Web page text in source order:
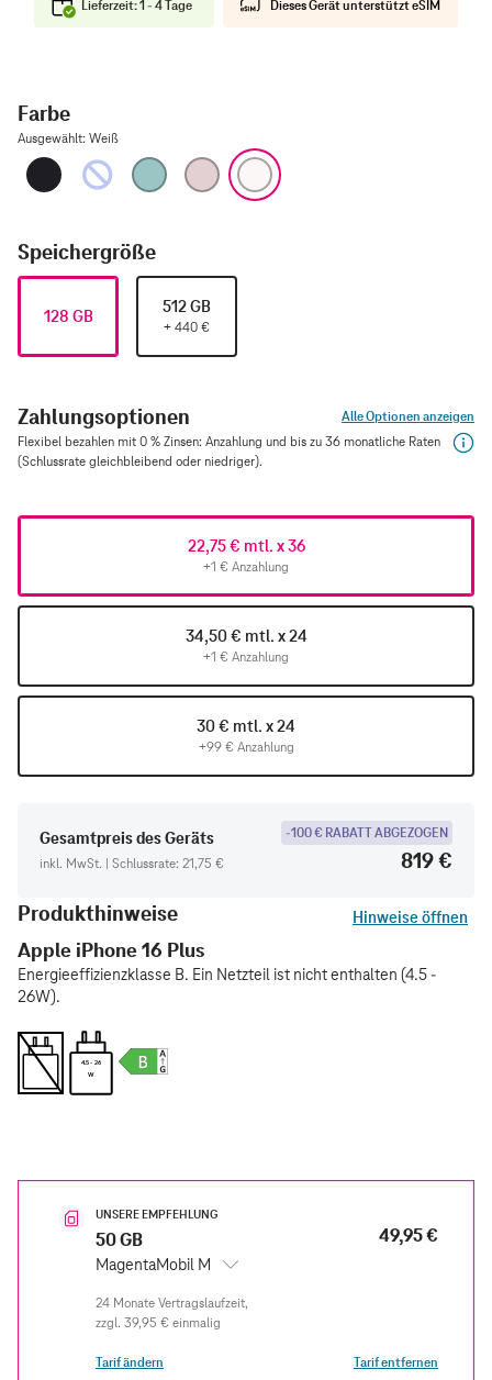
Lieferzeit: 1 - 4 Tage Dieses Gerät unterstützt eSIM
Farbe
Ausgewählt: Weiß
Schwarz UltramarinBlaugrünPink
Speichergröße
128 GB 512 GB
+ 440 €
Zahlungsoptionen
Alle Optionen anzeigen
Flexibel bezahlen mit 0 % Zinsen: Anzahlung und bis zu 36 monatliche Raten
(Schlussrate gleichbleibend oder niedriger).
22,75 € mtl. x 36
+1 € Anzahlung
34,50 € mtl. x 24
+1 € Anzahlung
30 € mtl. x 24
+99 € Anzahlung
Gesamtpreis des Geräts
inkl. MwSt. | Schlussrate: 21,75 €
-100 € RABATT ABGEZOGEN
819 €
Produkthinweise
Hinweise öffnen
Apple iPhone 16 Plus
Energieeffizienzklasse B. Ein Netzteil ist nicht enthalten (4.5 -
26W).
4.5 - 26
W
UNSERE EMPFEHLUNG
50 GB
MagentaMobil M
49,95 €
zzgl. 39,95 € einmalig
Tarif ändern Tarif entfernen